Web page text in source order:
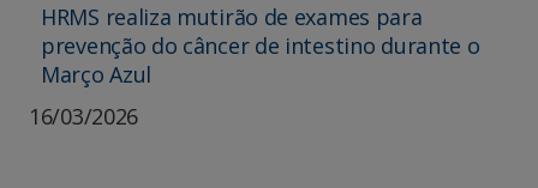
HRMS realiza mutirão de exames para
prevenção do câncer de intestino durante o
Março Azul
16/03/2026